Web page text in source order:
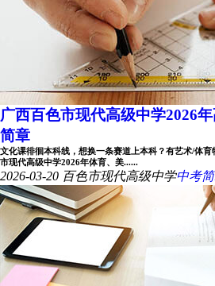
广西百色市现代高级中学2026
简章
文化课徘徊本科线，想换一条赛道上本科？有艺术/体
市现代高级中学2026年体育、美......
2026-03-20 百色市现代高级中学中考